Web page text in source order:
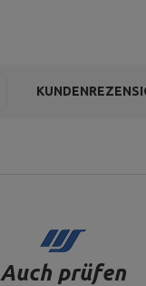
Auch prüfen